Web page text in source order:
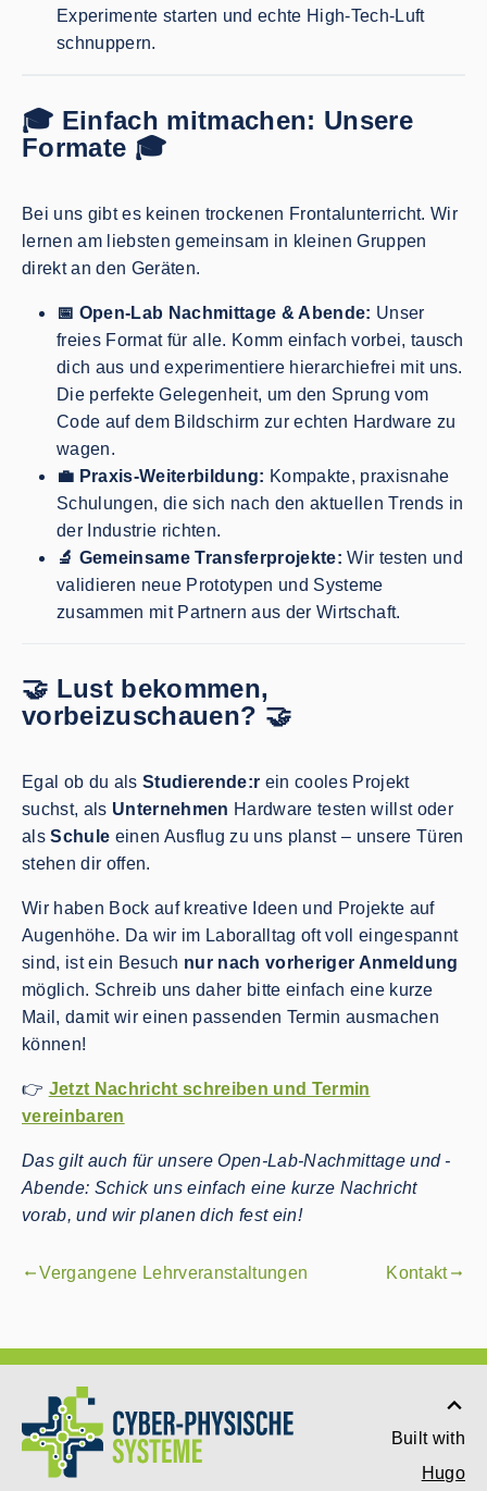
Experimente starten und echte High-Tech-Luft
schnuppern.
🎓 Einfach mitmachen: Unsere
Formate 🎓
Bei uns gibt es keinen trockenen Frontalunterricht. Wir
lernen am liebsten gemeinsam in kleinen Gruppen
direkt an den Geräten.
📅 Open-Lab Nachmittage & Abende: Unser
freies Format für alle. Komm einfach vorbei, tausch
dich aus und experimentiere hierarchiefrei mit uns.
Die perfekte Gelegenheit, um den Sprung vom
Code auf dem Bildschirm zur echten Hardware zu
wagen.
💼 Praxis-Weiterbildung: Kompakte, praxisnahe
Schulungen, die sich nach den aktuellen Trends in
der Industrie richten.
🔬 Gemeinsame Transferprojekte: Wir testen und
validieren neue Prototypen und Systeme
zusammen mit Partnern aus der Wirtschaft.
🤝 Lust bekommen,
vorbeizuschauen? 🤝
Egal ob du als Studierende:r ein cooles Projekt
suchst, als Unternehmen Hardware testen willst oder
alsSchule einen Ausflug zu uns planst – unsere Türen
stehen dir offen.
Wir haben Bock auf kreative Ideen und Projekte auf
Augenhöhe. Da wir im Laboralltag oft voll eingespannt
sind, ist ein Besuch nur nach vorheriger Anmeldung
möglich. Schreib uns daher bitte einfach eine kurze
Mail, damit wir einen passenden Termin ausmachen
können!
👉 Jetzt Nachricht schreiben und Termin
vereinbaren
Das gilt auch für unsere Open-Lab-Nachmittage und -
Abende: Schick uns einfach eine kurze Nachricht
vorab, und wir planen dich fest ein!
gdoc_arrow_left_altVergangene Lehrveranstaltungen Kontaktgdoc_arrow_right_alt
Built with
Hugo